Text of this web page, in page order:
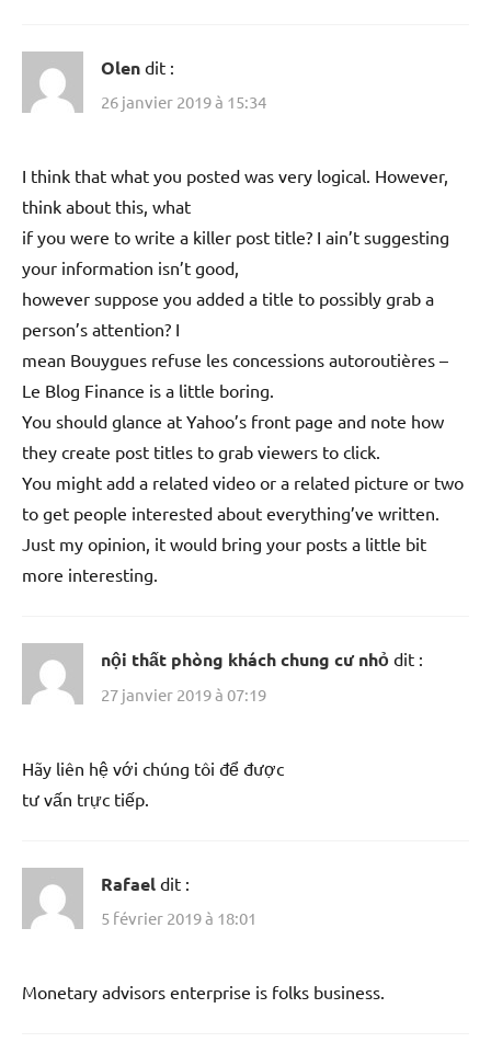
Olen dit :
26 janvier 2019 à 15:34
I think that what you posted was very logical. However,
think about this, what
if you were to write a killer post title? I ain’t suggesting
your information isn’t good,
however suppose you added a title to possibly grab a
person’s attention? I
mean Bouygues refuse les concessions autoroutières –
Le Blog Finance is a little boring.
You should glance at Yahoo’s front page and note how
they create post titles to grab viewers to click.
You might add a related video or a related picture or two
to get people interested about everything’ve written.
Just my opinion, it would bring your posts a little bit
more interesting.
nội thất phòng khách chung cư nhỏ dit :
27 janvier 2019 à 07:19
Hãy liên hệ với chúng tôi để được
tư vấn trực tiếp.
Rafael dit :
5 février 2019 à 18:01
Monetary advisors enterprise is folks business.